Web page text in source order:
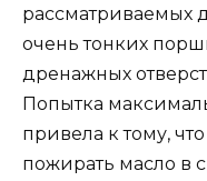
рассматриваемых
очень тонких
дренажных
Попытка
привела к тому,
пожирать масло в